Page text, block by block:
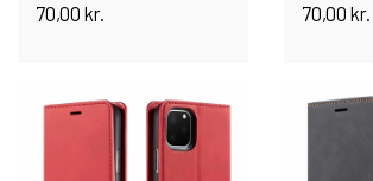
70,00 kr.
70,00 kr.